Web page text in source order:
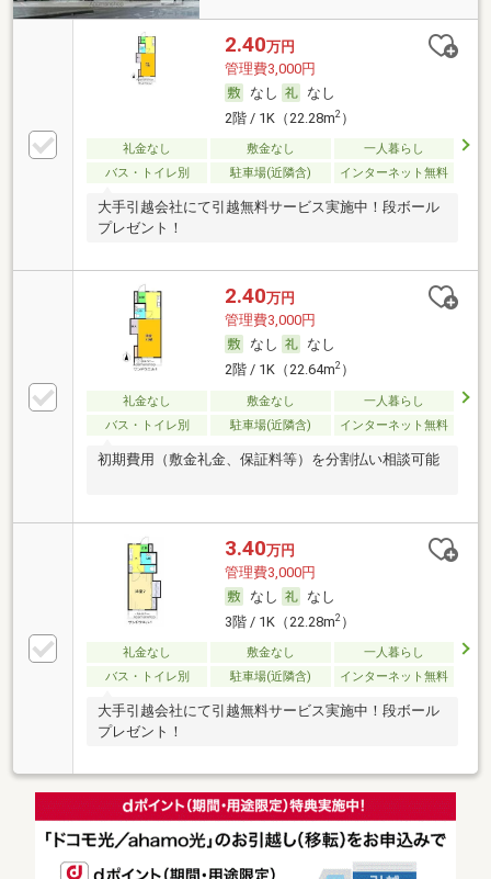
2.40万円
管理費3,000円
なし
なし
2階 / 1K（22.28m2）
礼金なし 敷金なし
一人暮らし
バス・トイレ別
駐車場(近隣含) インターネット無料
大手引越会社にて引越無料サービス実施中！段ボール
プレゼント！
2.40万円
管理費3,000円
なし
なし
2階 / 1K（22.64m2）
礼金なし 敷金なし
一人暮らし
バス・トイレ別
駐車場(近隣含) インターネット無料
初期費用（敷金礼金、保証料等）を分割払い相談可能
3.40万円
管理費3,000円
なし
なし
3階 / 1K（22.28m2）
礼金なし 敷金なし
一人暮らし
バス・トイレ別
駐車場(近隣含) インターネット無料
大手引越会社にて引越無料サービス実施中！段ボール
プレゼント！